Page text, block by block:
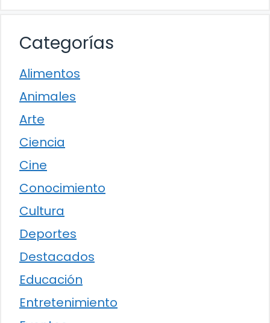
Categorías
Alimentos
Animales
Arte
Ciencia
Cine
Conocimiento
Cultura
Deportes
Destacados
Educación
Entretenimiento